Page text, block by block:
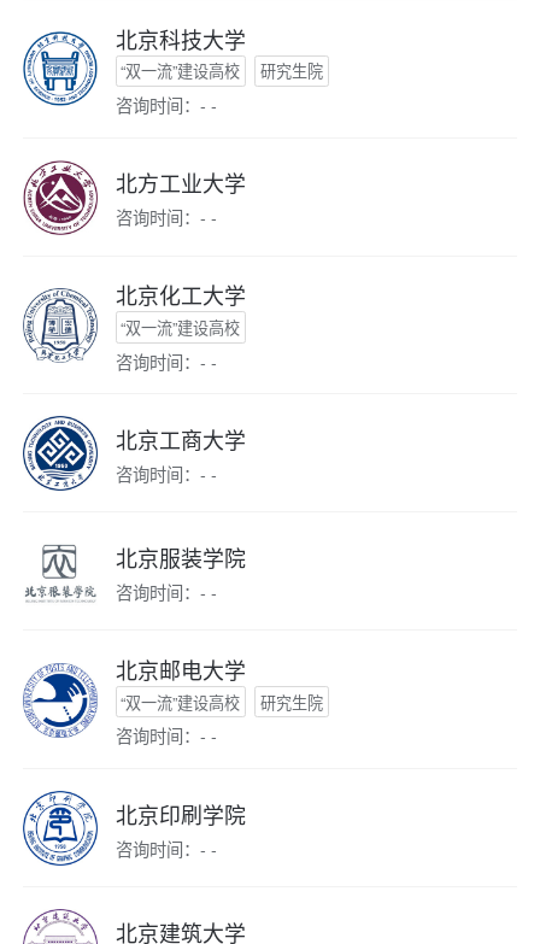
北京科技大学
“双一流”建设高校 研究生院
咨询时间：- -
北方工业大学
咨询时间：- -
北京化工大学
“双一流”建设高校
咨询时间：- -
北京工商大学
咨询时间：- -
北京服装学院
咨询时间：- -
北京邮电大学
“双一流”建设高校 研究生院
咨询时间：- -
北京印刷学院
咨询时间：- -
北京建筑大学